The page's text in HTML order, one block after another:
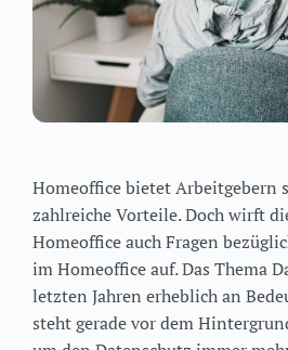
Homeoffice bietet Arbeitgebern
zahlreiche Vorteile. Doch wirft
Homeoffice auch Fragen
im Homeoffice auf. Das Thema
letzten Jahren erheblich an
steht gerade vor dem